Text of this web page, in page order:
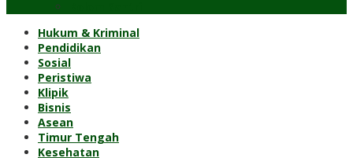
Hukum & Kriminal
Pendidikan
Sosial
Peristiwa
Klipik
Bisnis
Asean
Timur Tengah
Kesehatan